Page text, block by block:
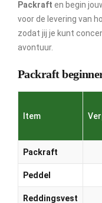
Packraft en begin
voor de levering van
zodat jij je kunt
avontuur.
Packraft
Item
Packraft
Peddel
Reddingsvest